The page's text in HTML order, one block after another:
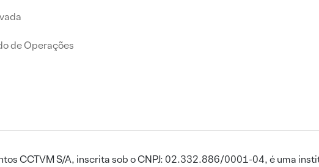
de Operações
CCTVM S/A, inscrita sob o CNPJ: 02.332.886/0001-04, é uma